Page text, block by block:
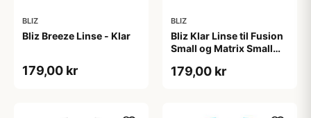
BLIZ
Bliz Breeze Linse - Klar
179,00 kr
BLIZ
Bliz Klar Linse til Fusion
Small og Matrix Small
179,00 kr